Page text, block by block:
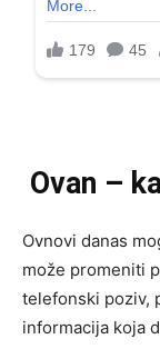
Ovan –
Ovnovi danas
može promeniti
telefonski poziv,
informacija koja